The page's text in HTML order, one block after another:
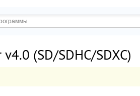
(SD/SDHC/SDXC)